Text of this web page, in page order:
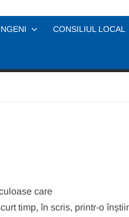
CONSILIUL LOCAL
care
timp, în scris, printr-o